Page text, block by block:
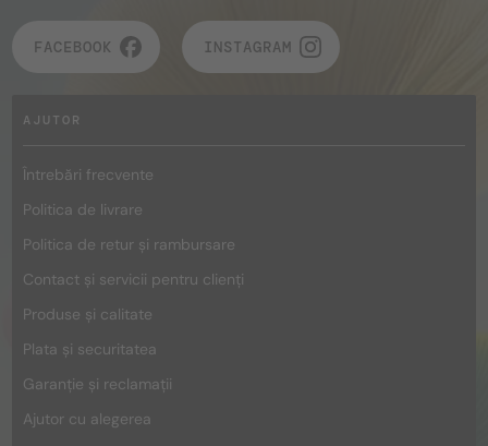
FACEBOOK INSTAGRAM
AJUTOR
Întrebări frecvente
Politica de livrare
Politica de retur și rambursare
Contact și servicii pentru clienți
Produse și calitate
Plata și securitatea
Garanție și reclamații
Ajutor cu alegerea